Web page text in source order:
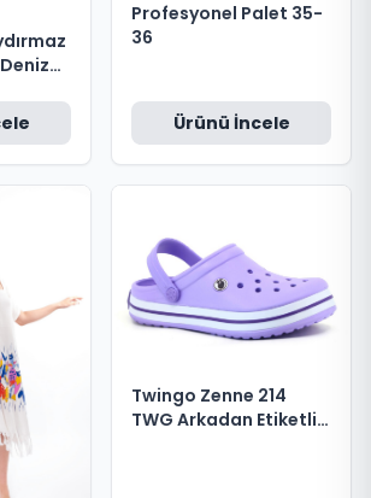
Profesyonel Palet 35-
36
Ürünü İncele
Twingo Zenne 214
TWG Arkadan Etiketli